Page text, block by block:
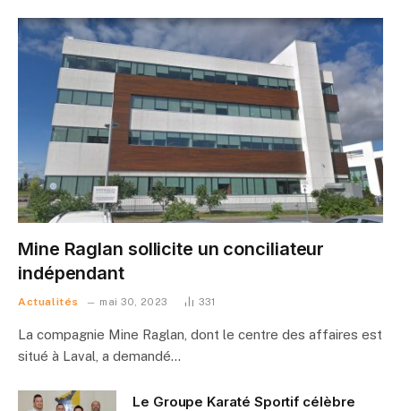
Mine Raglan sollicite un conciliateur
indépendant
Actualités mai 30, 2023 331
La compagnie Mine Raglan, dont le centre des affaires est
situé à Laval, a demandé…
Le Groupe Karaté Sportif célèbre